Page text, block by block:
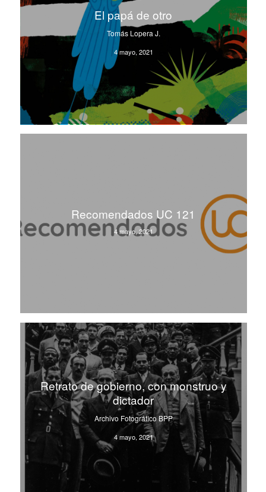
El papá de otro
Tomás Lopera J.
4 mayo, 2021
Recomendados UC 121
4 mayo, 2021
Retrato de gobierno, con monstruo y
dictador
Archivo Fotográfico BPP
4 mayo, 2021